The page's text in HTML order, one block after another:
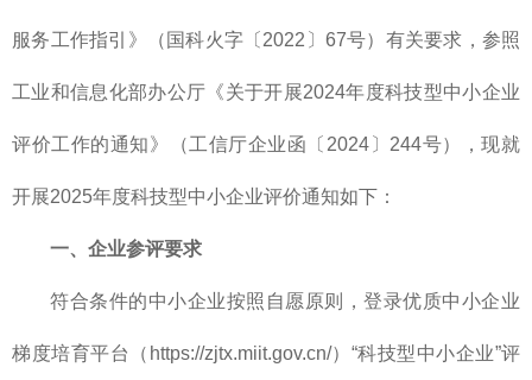
服务工作指引》（国科火字〔2022〕67号）有关要求，参照
工业和信息化部办公厅《关于开展2024年度科技型中小企业
评价工作的通知》（工信厅企业函〔2024〕244号），现就
开展2025年度科技型中小企业评价通知如下：
一、企业参评要求
符合条件的中小企业按照自愿原则，登录优质中小企业
梯度培育平台（https://zjtx.miit.gov.cn/）“科技型中小企业”评